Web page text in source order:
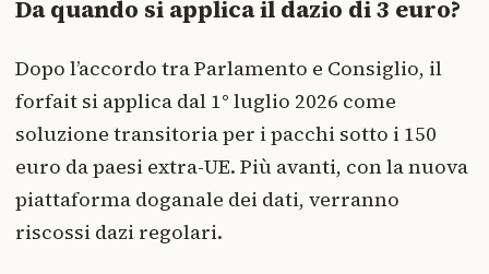
Da quando si applica il dazio di 3 euro?
Dopo l’accordo tra Parlamento e Consiglio, il
forfait si applica dal 1° luglio 2026 come
soluzione transitoria per i pacchi sotto i 150
euro da paesi extra-UE. Più avanti, con la nuova
piattaforma doganale dei dati, verranno
riscossi dazi regolari.